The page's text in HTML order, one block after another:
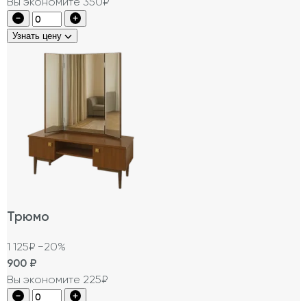
Узнать цену
Трюмо
1 125₽ −20%
900 ₽
Вы экономите 225₽